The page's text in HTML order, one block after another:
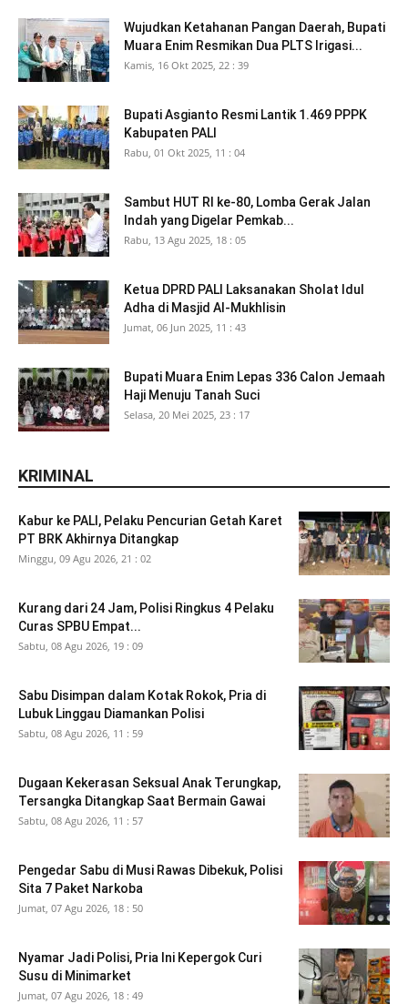
Wujudkan Ketahanan Pangan Daerah, Bupati
Muara Enim Resmikan Dua PLTS Irigasi...
Kamis, 16 Okt 2025, 22 : 39
Bupati Asgianto Resmi Lantik 1.469 PPPK
Kabupaten PALI
Rabu, 01 Okt 2025, 11 : 04
Sambut HUT RI ke-80, Lomba Gerak Jalan
Indah yang Digelar Pemkab...
Rabu, 13 Agu 2025, 18 : 05
Ketua DPRD PALI Laksanakan Sholat Idul
Adha di Masjid Al-Mukhlisin
Jumat, 06 Jun 2025, 11 : 43
Bupati Muara Enim Lepas 336 Calon Jemaah
Haji Menuju Tanah Suci
Selasa, 20 Mei 2025, 23 : 17
KRIMINAL
Kabur ke PALI, Pelaku Pencurian Getah Karet
PT BRK Akhirnya Ditangkap
Minggu, 09 Agu 2026, 21 : 02
Kurang dari 24 Jam, Polisi Ringkus 4 Pelaku
Curas SPBU Empat...
Sabtu, 08 Agu 2026, 19 : 09
Sabu Disimpan dalam Kotak Rokok, Pria di
Lubuk Linggau Diamankan Polisi
Sabtu, 08 Agu 2026, 11 : 59
Dugaan Kekerasan Seksual Anak Terungkap,
Tersangka Ditangkap Saat Bermain Gawai
Sabtu, 08 Agu 2026, 11 : 57
Pengedar Sabu di Musi Rawas Dibekuk, Polisi
Sita 7 Paket Narkoba
Jumat, 07 Agu 2026, 18 : 50
Nyamar Jadi Polisi, Pria Ini Kepergok Curi
Susu di Minimarket
Jumat, 07 Agu 2026, 18 : 49